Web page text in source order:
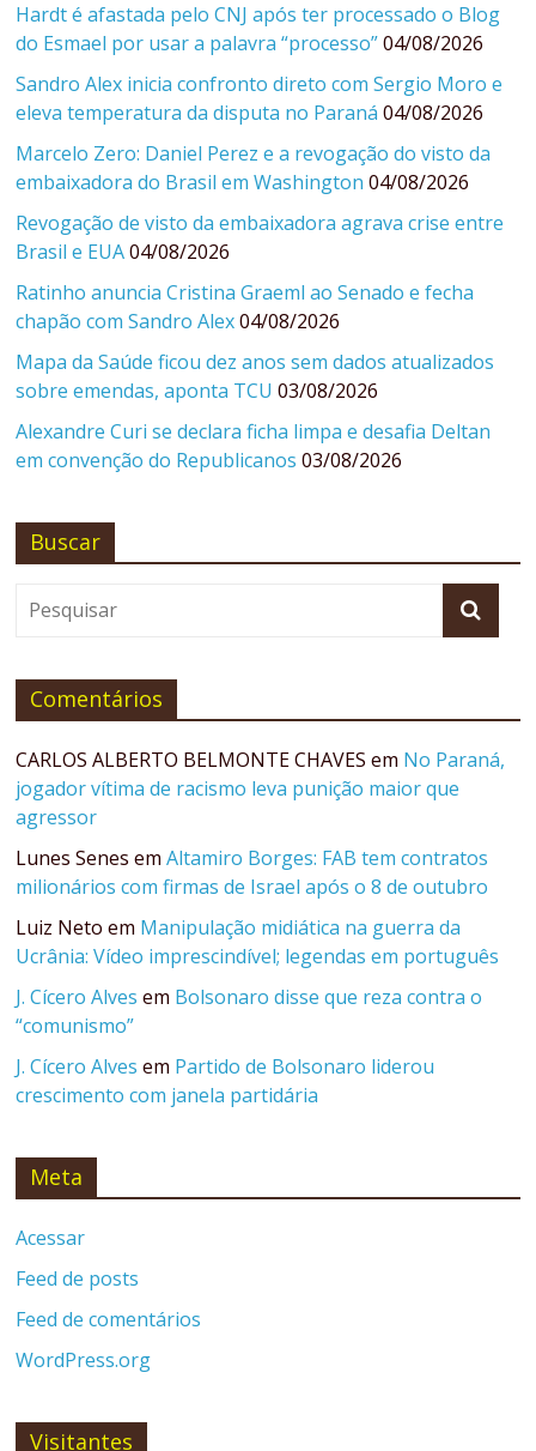
Hardt é afastada pelo CNJ após ter processado o Blog
do Esmael por usar a palavra “processo” 04/08/2026
Sandro Alex inicia confronto direto com Sergio Moro e
eleva temperatura da disputa no Paraná 04/08/2026
Marcelo Zero: Daniel Perez e a revogação do visto da
embaixadora do Brasil em Washington 04/08/2026
Revogação de visto da embaixadora agrava crise entre
Brasil e EUA 04/08/2026
Ratinho anuncia Cristina Graeml ao Senado e fecha
chapão com Sandro Alex 04/08/2026
Mapa da Saúde ficou dez anos sem dados atualizados
sobre emendas, aponta TCU 03/08/2026
Alexandre Curi se declara ficha limpa e desafia Deltan
em convenção do Republicanos 03/08/2026
Buscar
Comentários
CARLOS ALBERTO BELMONTE CHAVES em No Paraná,
jogador vítima de racismo leva punição maior que
agressor
Lunes Senes emAltamiro Borges: FAB tem contratos
milionários com firmas de Israel após o 8 de outubro
Luiz Neto em Manipulação midiática na guerra da
Ucrânia: Vídeo imprescindível; legendas em português
J. Cícero Alves em Bolsonaro disse que reza contra o
“comunismo”
J. Cícero Alves em Partido de Bolsonaro liderou
crescimento com janela partidária
Meta
Acessar
Feed de posts
Feed de comentários
WordPress.org
Visitantes